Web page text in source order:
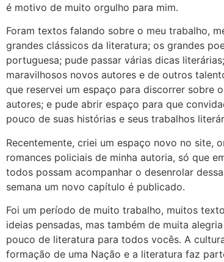
é motivo de muito orgulho para mim.
Foram textos falando sobre o meu trabalho,
grandes clássicos da literatura; os grandes
portuguesa; pude passar várias dicas
maravilhosos novos autores e de outros
que reservei um espaço para discorrer sobre
autores; e pude abrir espaço para que
pouco de suas histórias e seus trabalhos
Recentemente, criei um espaço novo no site,
romances policiais de minha autoria, só que
todos possam acompanhar o desenrolar
semana um novo capítulo é publicado.
Foi um período de muito trabalho, muitos
ideias pensadas, mas também de muita
pouco de literatura para todos vocês. A
formação de uma Nação e a literatura faz